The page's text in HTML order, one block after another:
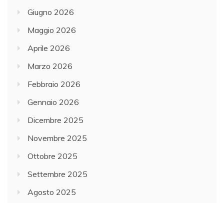
Giugno 2026
Maggio 2026
Aprile 2026
Marzo 2026
Febbraio 2026
Gennaio 2026
Dicembre 2025
Novembre 2025
Ottobre 2025
Settembre 2025
Agosto 2025